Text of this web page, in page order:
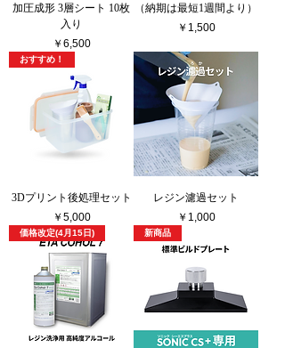
加圧成形 3層シート 10枚
入り
価格
￥6,500
（納期は最短1週間より）
価格
￥1,500
おすすめ！
3Dプリント後処理セット
価格
￥5,000
レジン濾過セット
価格
￥1,000
価格改定(4月15日) 新商品